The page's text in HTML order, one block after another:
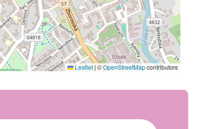
Leaflet|©OpenStreetMapcontributors